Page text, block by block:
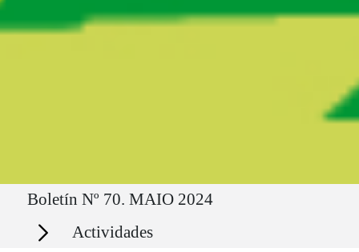
Ruta del sitio
Boletín Nº 70. MAIO 2024
Secciones Actividades